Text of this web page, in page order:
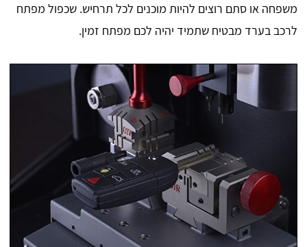
משפחה או סתם רוצים להיות מוכנים לכל תרחיש. שכפול מפתח
לרכב בערד מבטיח שתמיד יהיה לכם מפתח זמין.